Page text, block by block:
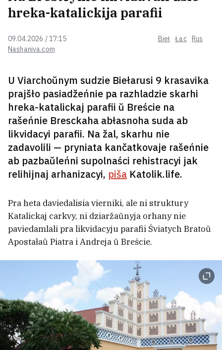
Nashaniva.com
09.04.2026 / 17:15 Bieł Łac Rus
hreka-katalickija parafii
U Viarchoŭnym sudzie Biełarusi 9 krasavika
prajšło pasiadžeńnie pa razhladzie skarhi
hreka-katalickaj parafii ŭ Breście na
rašeńnie Bresckaha abłasnoha suda ab
likvidacyi parafii. Na žal, skarhu nie
zadavolili — pryniata kančatkovaje rašeńnie
ab pazbaŭleńni supolnaści rehistracyi jak
relihijnaj arhanizacyi, piša Katolik.life.
Pra heta daviedalisia vierniki, ale ni struktury
Katalickaj carkvy, ni dziaržaŭnyja orhany nie
paviedamlali pra likvidacyju parafii Śviatych Bratoŭ
Apostałaŭ Piatra i Andreja ŭ Breście.
heta nie pytańnie «chaču — nie chaču»,
heta pytańnie vyžyvańnia biełarusaŭ jak
U Iŭi na fiestyvali pamidoraŭ
Łatuška pra mahčymaść vajny ŭ
Biełarusi: Heta ž varjactva, nie
ŭjaŭlaju, jak kramloŭskaja
prapahanda budzie tłumačyć heta
3
«Da kanca hoda, spadziajusia,
zmožam realizavać adnu-dźvie
Ci zachočuć dzieci heta nasić?
Razabrali novyja kalekcyi školnaj